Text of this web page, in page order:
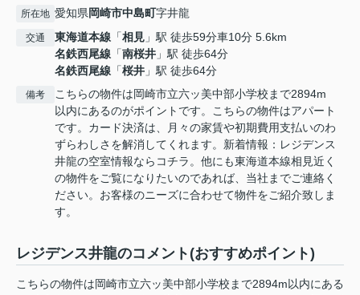
所在地 愛知県岡崎市中島町字井龍
交通 東海道本線 「相見 」駅 徒歩59分車10分 5.6km
名鉄西尾線 「南桜井 」駅 徒歩64分
名鉄西尾線 「桜井 」駅 徒歩64分
備考
こちらの物件は岡崎市立六ッ美中部小学校まで2894m
以内にあるのがポイントです。こちらの物件はアパート
です。カード決済は、月々の家賃や初期費用支払いのわ
ずらわしさを解消してくれます。新着情報：レジデンス
井龍の空室情報ならコチラ。他にも東海道本線相見近く
の物件をご覧になりたいのであれば、当社までご連絡く
ださい。お客様のニーズに合わせて物件をご紹介致しま
す。
レジデンス井龍のコメント(おすすめポイント)
こちらの物件は岡崎市立六ッ美中部小学校まで2894m以内にある